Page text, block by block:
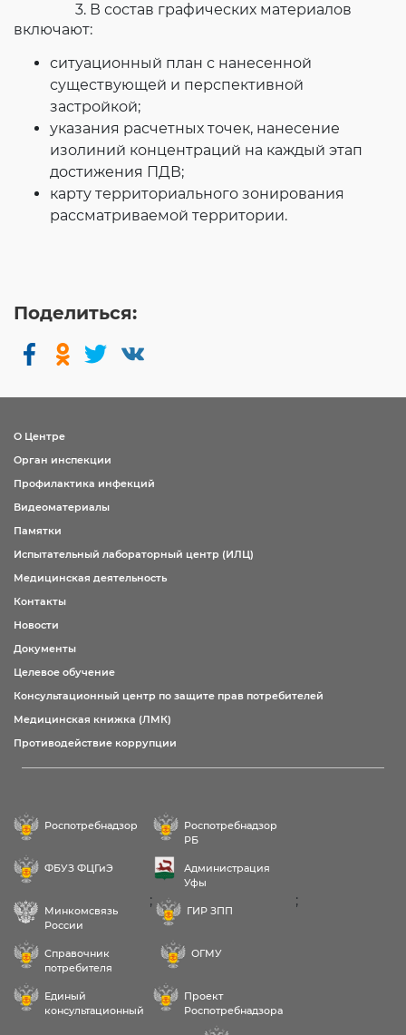
3. В состав графических материалов
включают:
ситуационный план с нанесенной
существующей и перспективной
застройкой;
указания расчетных точек, нанесение
изолиний концентраций на каждый этап
достижения ПДВ;
карту территориального зонирования
рассматриваемой территории.
Поделиться:
О Центре
Орган инспекции
Профилактика инфекций
Видеоматериалы
Памятки
Испытательный лабораторный центр (ИЛЦ)
Медицинская деятельность
Контакты
Новости
Документы
Целевое обучение
Консультационный центр по защите прав потребителей
Медицинская книжка (ЛМК)
Противодействие коррупции
Роспотребнадзор
Роспотребнадзор
РБ
ФБУЗ ФЦГиЭ
Администрация
Уфы
Минкомсвязь
России
;
ГИР ЗПП
;
Справочник
потребителя
ОГМУ
Единый
консультационный
Проект
Роспотребнадзора
РФ «Здоровое